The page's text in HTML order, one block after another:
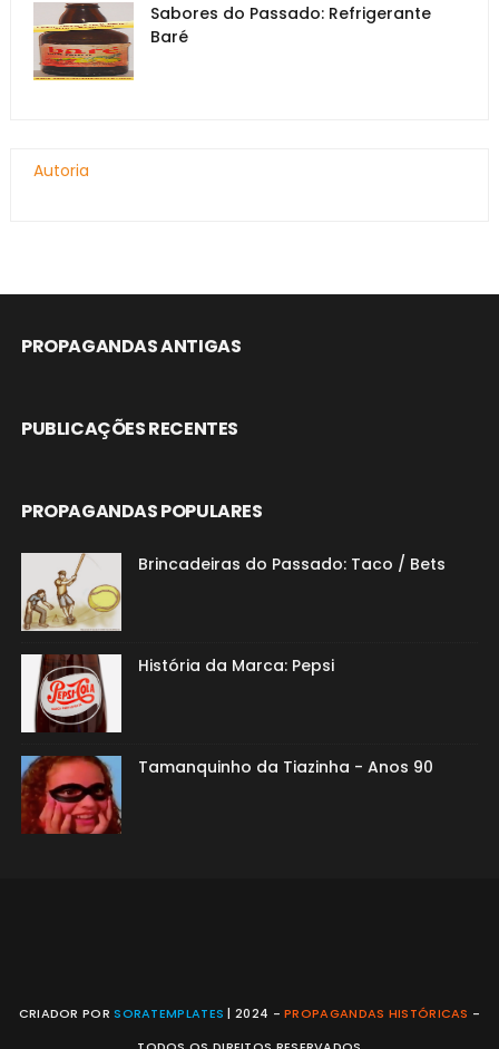
Sabores do Passado: Refrigerante
Baré
Autoria
PROPAGANDAS ANTIGAS
PUBLICAÇÕES RECENTES
PROPAGANDAS POPULARES
Brincadeiras do Passado: Taco / Bets
História da Marca: Pepsi
Tamanquinho da Tiazinha - Anos 90
CRIADOR PORSORATEMPLATES | 2024 -PROPAGANDAS HISTÓRICAS -